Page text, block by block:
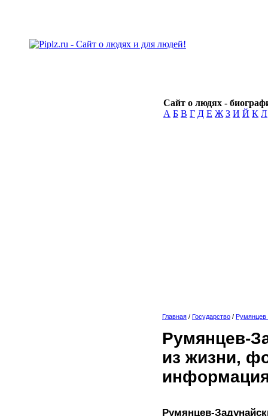
Сайт о людях -
А Б В Г Д Е Ж З И Й К Л
Главная / Государство / Румянцев
Румянцев-
из жизни,
Румянцев-